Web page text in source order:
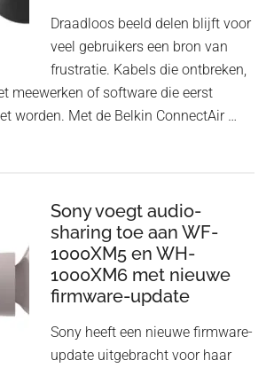
Draadloos beeld delen blijft voor
veel gebruikers een bron van
frustratie. Kabels die ontbreken,
meewerken of software die eerst
worden. Met de Belkin ConnectAir …
Sony voegt audio-
sharing toe aan WF-
1000XM5 en WH-
1000XM6 met nieuwe
firmware-update
Sony heeft een nieuwe firmware-
update uitgebracht voor haar